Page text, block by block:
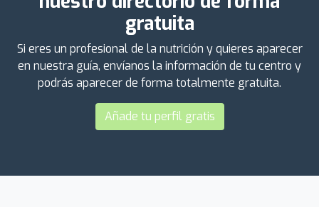
gratuita
Si eres un profesional de la nutrición y quieres aparecer
en nuestra guía, envíanos la información de tu centro y
podrás aparecer de forma totalmente gratuita.
Añade tu perfil gratis